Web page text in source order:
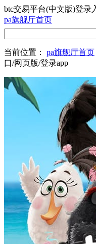
btc交易平台(中文版)登录
pa旗舰厅首页
当前位置： pa旗舰厅首页
口/网页版/登录app